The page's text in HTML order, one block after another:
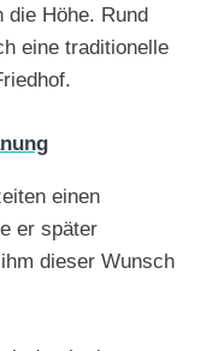
die Höhe. Rund
eine traditionelle
einen
er später
dieser Wunsch